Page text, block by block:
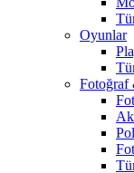
Oyunlar
Fotoğraf